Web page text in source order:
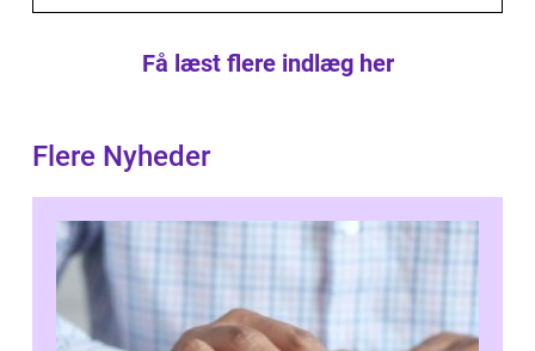
Få læst flere indlæg her
Flere Nyheder